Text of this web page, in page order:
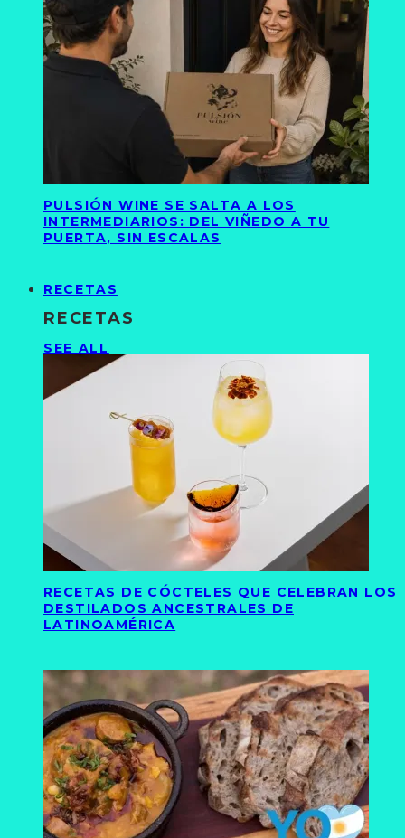
PULSIÓN WINE SE SALTA A LOS
INTERMEDIARIOS: DEL VIÑEDO A TU
PUERTA, SIN ESCALAS
RECETAS
RECETAS
SEE ALL
RECETAS DE CÓCTELES QUE CELEBRAN LOS
DESTILADOS ANCESTRALES DE
LATINOAMÉRICA